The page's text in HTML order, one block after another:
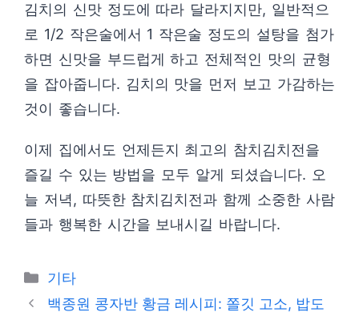
김치의 신맛 정도에 따라 달라지지만, 일반적으
로 1/2 작은술에서 1 작은술 정도의 설탕을 첨가
하면 신맛을 부드럽게 하고 전체적인 맛의 균형
을 잡아줍니다. 김치의 맛을 먼저 보고 가감하는
것이 좋습니다.
이제 집에서도 언제든지 최고의 참치김치전을
즐길 수 있는 방법을 모두 알게 되셨습니다. 오
늘 저녁, 따뜻한 참치김치전과 함께 소중한 사람
들과 행복한 시간을 보내시길 바랍니다.
Categories
기타
백종원 콩자반 황금 레시피: 쫄깃 고소, 밥도